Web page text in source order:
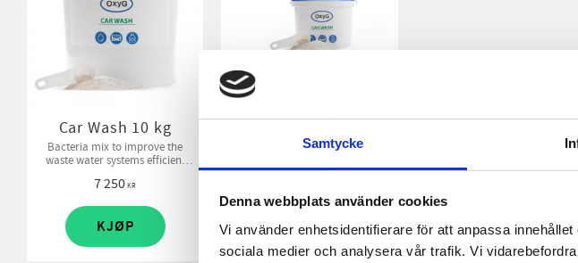
Samtycke
Denna webbplats använder cookies
Vi använder enhetsidentifierare för att anpassa
sociala medier och analysera vår trafik. Vi
Car Wash 10 kg
Bacteria mix to improve the
waste water systems efficient
7 250KR
KJØP
A bacteria product to be add
system and control odor
KJØP